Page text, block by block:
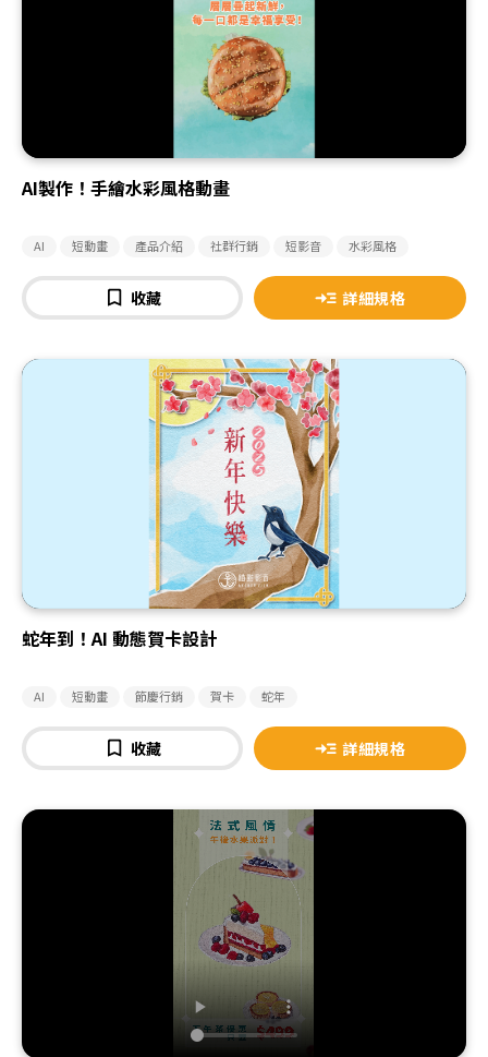
AI製作！手繪水彩風格動畫
AI 短動畫 產品介紹 社群行銷 短影音 水彩風格
收藏 詳細規格
蛇年到！AI 動態賀卡設計
AI 短動畫 節慶行銷 賀卡 蛇年
收藏 詳細規格